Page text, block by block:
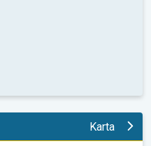
Karta